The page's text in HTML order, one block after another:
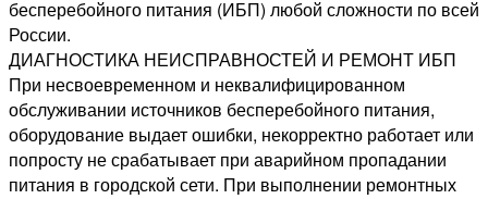
бесперебойного питания (ИБП) любой сложности по всей
России.
ДИАГНОСТИКА НЕИСПРАВНОСТЕЙ И РЕМОНТ ИБП
При несвоевременном и неквалифицированном
обслуживании источников бесперебойного питания,
оборудование выдает ошибки, некорректно работает или
попросту не срабатывает при аварийном пропадании
питания в городской сети. При выполнении ремонтных